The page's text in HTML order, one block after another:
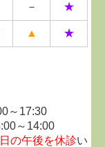
－ ★
▲ ★
～17:30
～14:00
の午後を休診い